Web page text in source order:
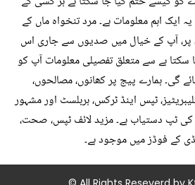
ایک اہم معلومات ہے۔ مرد تنخواہ ماں کے
پر، آپ کے خیال میں صدیوں سے جاری اس
ہے سے متعلق تفصیلی معلومات آپ کو
گی۔ ہمارے پیج پر کھانوں، مصالحوں،
ٹپس اینڈ ٹرکس، ہربلسٹ اور مشہور
ٹپ دستیاب ہے۔ مزید لائف ٹپس، صحت،
کے فوڈز میں موجود ہے۔